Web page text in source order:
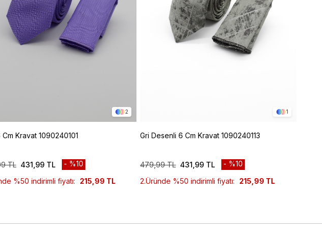
2
Kravat 1090240101
431,99 TL
TL
%10
%50 indirimli fiyatı:
215,99 TL
1
Gri Desenli 6 Cm Kravat 1090240113
431,99 TL
479,99 TL
%10
2.Üründe %50 indirimli fiyatı:
215,99 TL